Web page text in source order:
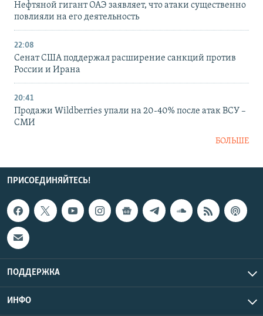
Нефтяной гигант ОАЭ заявляет, что атаки существенно
повлияли на его деятельность
22:08
Сенат США поддержал расширение санкций против
России и Ирана
20:41
Продажи Wildberries упали на 20-40% после атак ВСУ –
СМИ
БОЛЬШЕ
ПРИСОЕДИНЯЙТЕСЬ!
ПОДДЕРЖКА
ИНФО